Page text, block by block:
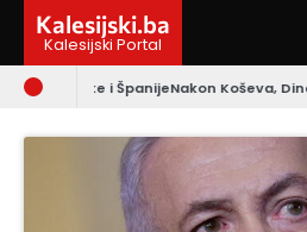
content
Kalesijski.ba
Kalesijski Portal
Nakon Koševa, Dino Merlin pomjera